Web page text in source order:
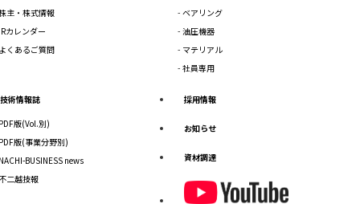
主・株式情報
カレンダー
くあるご質問
ベアリング
油圧機器
マテリアル
社員専用
技術情報誌
版(Vol.別)
版(事業分野別)
BUSINESS news
二越技報
採用情報
お知らせ
資材調達